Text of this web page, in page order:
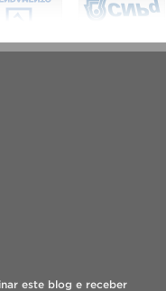
este blog e receber